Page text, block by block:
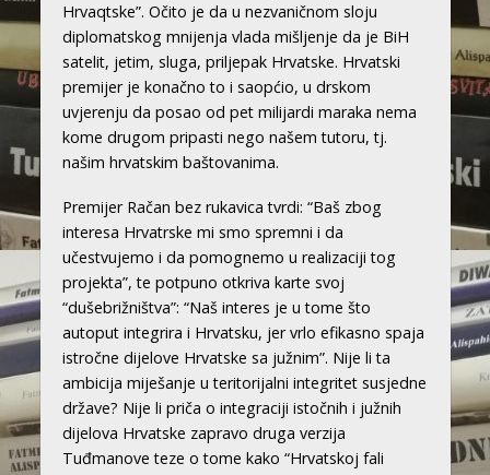
Hrvaqtske”. Očito je da u nezvaničnom sloju
diplomatskog mnijenja vlada mišljenje da je BiH
satelit, jetim, sluga, priljepak Hrvatske. Hrvatski
premijer je konačno to i saopćio, u drskom
uvjerenju da posao od pet milijardi maraka nema
kome drugom pripasti nego našem tutoru, tj.
našim hrvatskim baštovanima.
Premijer Račan bez rukavica tvrdi: “Baš zbog
interesa Hrvatrske mi smo spremni i da
učestvujemo i da pomognemo u realizaciji tog
projekta”, te potpuno otkriva karte svoj
“dušebrižništva”: “Naš interes je u tome što
autoput integrira i Hrvatsku, jer vrlo efikasno spaja
istročne dijelove Hrvatske sa južnim”. Nije li ta
ambicija miješanje u teritorijalni integritet susjedne
države? Nije li priča o integraciji istočnih i južnih
dijelova Hrvatske zapravo druga verzija
Tuđmanove teze o tome kako “Hrvatskoj fali